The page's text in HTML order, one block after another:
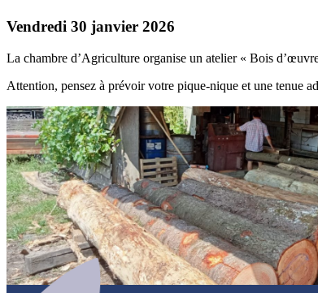
Vendredi 30 janvier 2026
La chambre d’Agriculture organise un atelier « Bois
Attention, pensez à prévoir votre pique-nique et une tenue